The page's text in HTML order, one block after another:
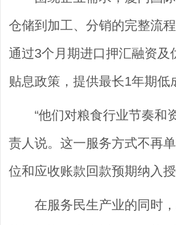
仓储到加工、分销的完整流
通过3个月期进口押汇融资
贴息政策，提供最长1年期低
“他们对粮食行业节奏和
责人说。这一服务方式不再
位和应收账款回款预期纳入授
在服务民生产业的同时